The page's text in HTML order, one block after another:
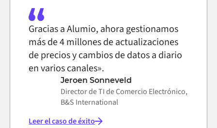
Gracias a Alumio, ahora gestionamos
más de 4 millones de actualizaciones
de precios y cambios de datos a diario
en varios canales».
Jeroen Sonneveld
Director de TI de Comercio Electrónico,
B&S International
Leer el caso de éxito